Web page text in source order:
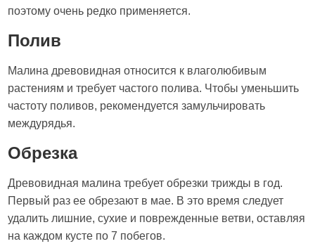
поэтому очень редко применяется.
Полив
Малина древовидная относится к влаголюбивым
растениям и требует частого полива. Чтобы уменьшить
частоту поливов, рекомендуется замульчировать
междурядья.
Обрезка
Древовидная малина требует обрезки трижды в год.
Первый раз ее обрезают в мае. В это время следует
удалить лишние, сухие и поврежденные ветви, оставляя
на каждом кусте по 7 побегов.